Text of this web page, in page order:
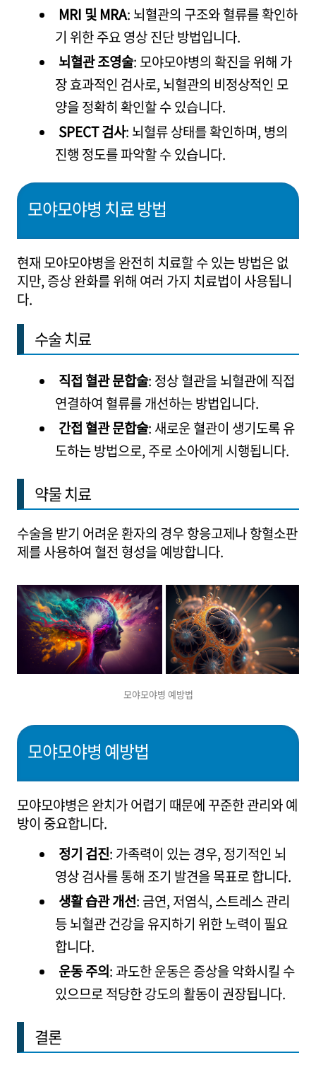
MRI 및 MRA: 뇌혈관의 구조와 혈류를 확인하
기 위한 주요 영상 진단 방법입니다.
뇌혈관 조영술: 모야모야병의 확진을 위해 가
장 효과적인 검사로, 뇌혈관의 비정상적인 모
양을 정확히 확인할 수 있습니다.
SPECT 검사: 뇌혈류 상태를 확인하며, 병의
진행 정도를 파악할 수 있습니다.
모야모야병 치료 방법
현재 모야모야병을 완전히 치료할 수 있는 방법은 없
지만, 증상 완화를 위해 여러 가지 치료법이 사용됩니
다.
수술 치료
직접 혈관 문합술: 정상 혈관을 뇌혈관에 직접
연결하여 혈류를 개선하는 방법입니다.
간접 혈관 문합술: 새로운 혈관이 생기도록 유
도하는 방법으로, 주로 소아에게 시행됩니다.
약물 치료
수술을 받기 어려운 환자의 경우 항응고제나 항혈소판
제를 사용하여 혈전 형성을 예방합니다.
모야모야병 예방법
모야모야병 예방법
모야모야병은 완치가 어렵기 때문에 꾸준한 관리와 예
방이 중요합니다.
정기 검진: 가족력이 있는 경우, 정기적인 뇌
영상 검사를 통해 조기 발견을 목표로 합니다.
생활 습관 개선: 금연, 저염식, 스트레스 관리
등 뇌혈관 건강을 유지하기 위한 노력이 필요
합니다.
운동 주의: 과도한 운동은 증상을 악화시킬 수
있으므로 적당한 강도의 활동이 권장됩니다.
결론